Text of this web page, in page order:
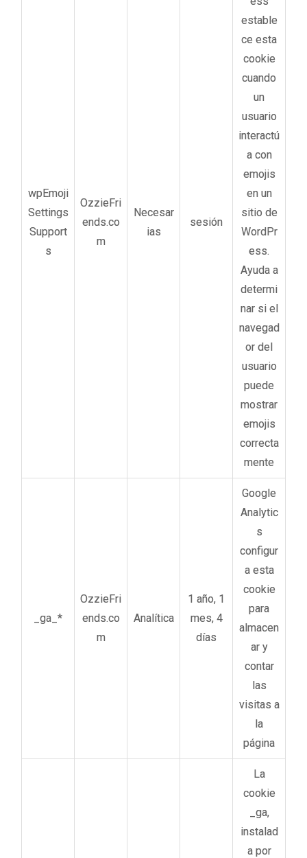
wpEmoji
Settings
Support
s
OzzieFri
ends.co
m
Necesar
ias
sesión
estable
ce esta
cookie
cuando
un
usuario
interactú
a con
emojis
en un
sitio de
WordPr
ess.
Ayuda a
determi
nar si el
navegad
or del
usuario
puede
mostrar
emojis
correcta
mente
_ga_*
OzzieFri
ends.co
m
Analítica
1 año, 1
mes, 4
días
Google
Analytic
s
configur
a esta
cookie
para
almacen
ar y
contar
las
visitas a
la
página
La
cookie
_ga,
instalad
a por